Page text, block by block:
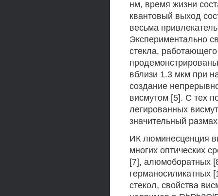
нм, время жизни
квантовый выход
весьма
Экспериментально
стекла,
вблизи 1.3 мкм при
создание
висмутом [5]. С тех
легированных
значительный
ИК люминесценция
многих оптических
[7], алюмоборатных
германосиликатных
стекол, свойства